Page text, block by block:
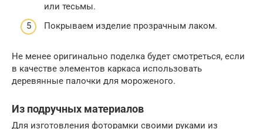
или тесьмы.
Покрываем изделие прозрачным лаком.
Не менее оригинально поделка будет смотреться, если
в качестве элементов каркаса использовать
деревянные палочки для мороженого.
Из подручных материалов
Для изготовления фоторамки своими руками из